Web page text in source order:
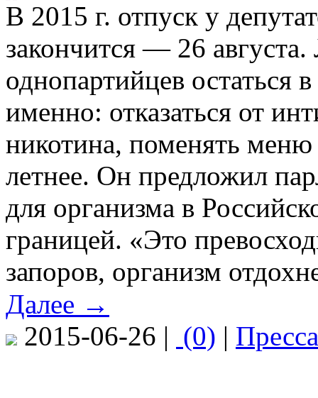
В 2015 г. отпуск у
закончится — 26
однопартийцев остаться
именно: отказаться от
никотина, поменять меню
летнее. Он предложил
для организма в
границей. «Это
запоров, организм
Далее →
2015-06-26 | (0) | Пресса